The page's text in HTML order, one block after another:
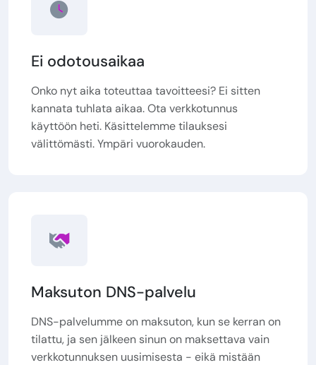
Ei odotousaikaa
Onko nyt aika toteuttaa tavoitteesi? Ei sitten
kannata tuhlata aikaa. Ota verkkotunnus
käyttöön heti. Käsittelemme tilauksesi
välittömästi. Ympäri vuorokauden.
Maksuton DNS-palvelu
DNS-palvelumme on maksuton, kun se kerran on
tilattu, ja sen jälkeen sinun on maksettava vain
verkkotunnuksen uusimisesta - eikä mistään